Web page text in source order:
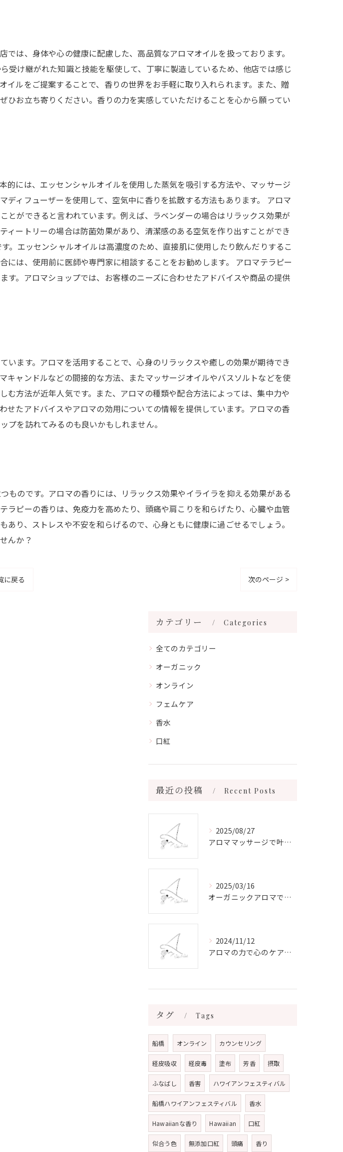
は、身体や心の健康に配慮した、高品質なアロマオイルを扱っております。
け継がれた知識と技能を駆使して、丁寧に製造しているため、他店では感じ
ルをご提案することで、香りの世界をお手軽に取り入れられます。また、贈
ひお立ち寄りください。香りの力を実感していただけることを心から願ってい
には、エッセンシャルオイルを使用した蒸気を吸引する方法や、マッサージ
ィフューザーを使用して、空気中に香りを拡散する方法もあります。 アロマ
ができると言われています。例えば、ラベンダーの場合はリラックス効果が
ートリーの場合は防菌効果があり、清潔感のある空気を作り出すことができ
。エッセンシャルオイルは高濃度のため、直接肌に使用したり飲んだりするこ
は、使用前に医師や専門家に相談することをお勧めします。 アロマテラピー
。アロマショップでは、お客様のニーズに合わせたアドバイスや商品の提供
ます。アロマを活用することで、心身のリラックスや癒しの効果が期待でき
キャンドルなどの間接的な方法、またマッサージオイルやバスソルトなどを使
方法が近年人気です。また、アロマの種類や配合方法によっては、集中力や
たアドバイスやアロマの効用についての情報を提供しています。アロマの香
プを訪れてみるのも良いかもしれません。
のです。アロマの香りには、リラックス効果やイライラを抑える効果がある
ピーの香りは、免疫力を高めたり、頭痛や肩こりを和らげたり、心臓や血管
り、ストレスや不安を和らげるので、心身ともに健康に過ごせるでしょう。
んか？
に戻る 次のページ >
カテゴリー Categories
全てのカテゴリー
オーガニック
オンライン
フェムケア
香水
口紅
最近の投稿 Recent Posts
2025/08/27
アロママッサージで叶える心身リラックスと健康維持の新習慣ガイド
2025/03/16
オーガニックアロマで心と体を癒す
2024/11/12
アロマの力で心のケアをする方法
タグ Tags
船橋 オンライン カウンセリング
経皮吸収 経皮毒 塗布 芳香 摂取
ふなばし 香害 ハワイアンフェスティバル
船橋ハワイアンフェスティバル 香水
Hawaiianな香り Hawaiian 口紅
似合う色 無添加口紅 頭痛 香り